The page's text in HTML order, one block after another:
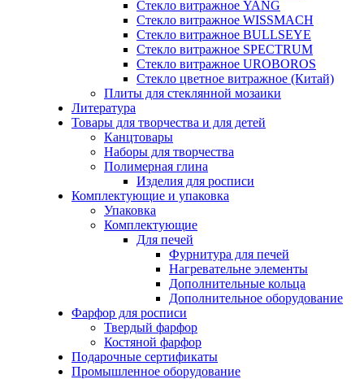
Стекло витражное YANG
Стекло витражное WISSMACH
Стекло витражное BULLSEYE
Стекло витражное SPECTRUM
Стекло витражное UROBOROS
Стекло цветное витражное (Китай)
Плиты для стеклянной мозаики
Литература
Товары для творчества и для детей
Канцтовары
Наборы для творчества
Полимерная глина
Изделия для росписи
Комплектующие и упаковка
Упаковка
Комплектующие
Для печей
Фурнитура для печей
Нагревательне элементы
Дополнительные кольца
Дополнительное оборудование
Фарфор для росписи
Твердый фарфор
Костяной фарфор
Подарочные сертификаты
Промышленное оборудование